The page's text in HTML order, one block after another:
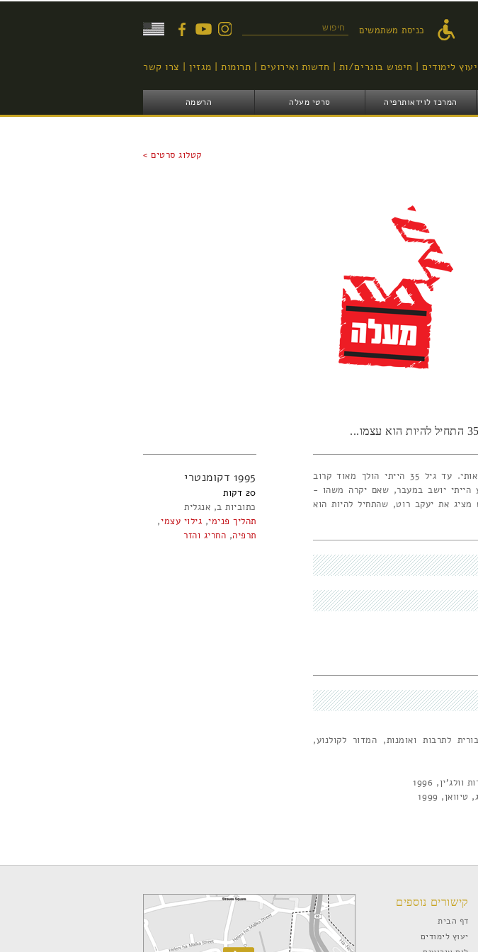
העיקרי
טופס חיפוש כניסת משתמשים
יעוץ לימודים חיפוש בוגרים/ות חדשות ואירועים תרומות מגזין צרו קשר
המרכז לוידאותרפיה סרטי מעלה הרשמה
קטלוג סרטים >
"כל החיים התחבאתי. רציתי שלא יראו אותי. עד גיל 35 הייתי הולך מאוד קרוב
הייתי יושב במעבר, שאם יקרה משהו -
את יעקב רוט, שהתחיל להיות הוא
לתרבות ואומנות, המדור לקולנוע,
1996
1995 דקומנטרי
20
כתוביות ב אנגלית
תהליך פנימי, גילוי עצמי,
תרפיה, החריג והזר
קישורים נוספים
דף הבית
יעוץ לימודים